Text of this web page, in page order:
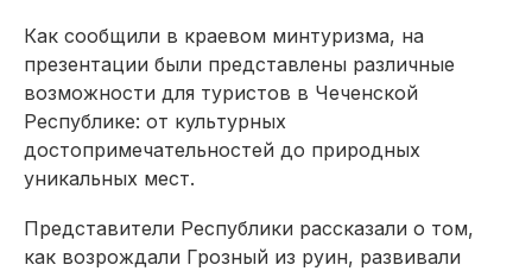
Как сообщили в краевом минтуризма, на
презентации были представлены различные
возможности для туристов в Чеченской
Республике: от культурных
достопримечательностей до природных
уникальных мест.
Представители Республики рассказали о том,
как возрождали Грозный из руин, развивали